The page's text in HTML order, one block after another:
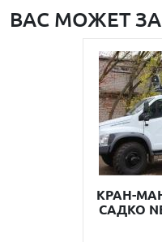
ВАС МОЖЕТ
КРАН-
САДКО